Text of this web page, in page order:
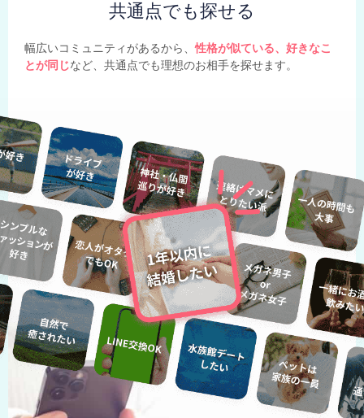
共通点でも探せる
幅広いコミュニティがあるから、性格が似ている、好きなこ
とが同じなど、共通点でも理想のお相手を探せます。